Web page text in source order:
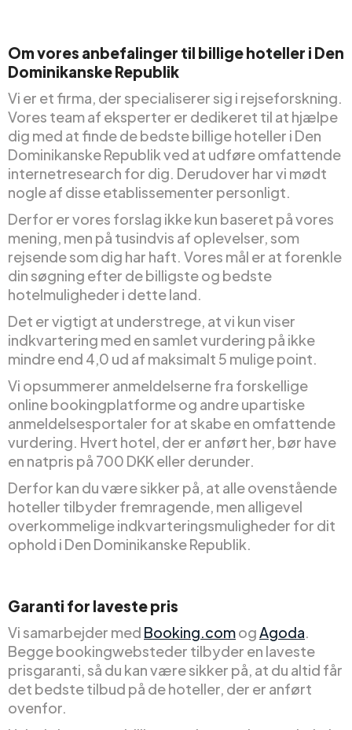
Om vores anbefalinger til billige hoteller i Den
Dominikanske Republik
Vi er et firma, der specialiserer sig i rejseforskning.
Vores team af eksperter er dedikeret til at hjælpe
dig med at finde de bedste billige hoteller i Den
Dominikanske Republik ved at udføre omfattende
internetresearch for dig. Derudover har vi mødt
nogle af disse etablissementer personligt.
Derfor er vores forslag ikke kun baseret på vores
mening, men på tusindvis af oplevelser, som
rejsende som dig har haft. Vores mål er at forenkle
din søgning efter de billigste og bedste
hotelmuligheder i dette land.
Det er vigtigt at understrege, at vi kun viser
indkvartering med en samlet vurdering på ikke
mindre end 4,0 ud af maksimalt 5 mulige point.
Vi opsummerer anmeldelserne fra forskellige
online bookingplatforme og andre upartiske
anmeldelsesportaler for at skabe en omfattende
vurdering. Hvert hotel, der er anført her, bør have
en natpris på 700 DKK eller derunder.
Derfor kan du være sikker på, at alle ovenstående
hoteller tilbyder fremragende, men alligevel
overkommelige indkvarteringsmuligheder for dit
ophold i Den Dominikanske Republik.
Garanti for laveste pris
Vi samarbejder med Booking.comogAgoda.
Begge bookingwebsteder tilbyder en laveste
prisgaranti, så du kan være sikker på, at du altid får
det bedste tilbud på de hoteller, der er anført
ovenfor.